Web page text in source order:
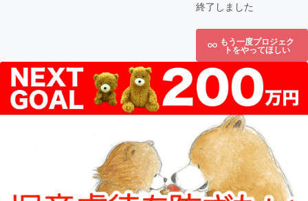
終了しました
もう一度プロジェク
トをやってほしい